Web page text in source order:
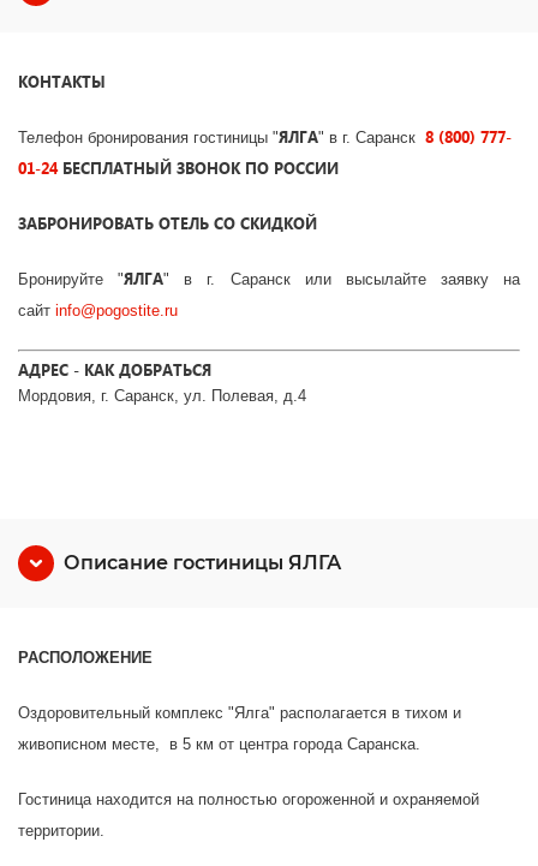
КОНТАКТЫ
Телефон бронирования гостиницы "ЯЛГА" в г. Саранск 8 (800) 777-
01-24БЕСПЛАТНЫЙ ЗВОНОК ПО РОССИИ
ЗАБРОНИРОВАТЬ ОТЕЛЬ СО СКИДКОЙ
Бронируйте "ЯЛГА" в г. Саранскили высылайте заявку на
сайт info@pogostite.ru
АДРЕС - КАК ДОБРАТЬСЯ
Мордовия, г. Саранск, ул. Полевая, д.4
Описание гостиницы ЯЛГА
РАСПОЛОЖЕНИЕ
Оздоровительный комплекс "Ялга" располагается в тихом и
живописном месте, в 5 км от центра города Саранска.
Гостиница находится на полностью огороженной и охраняемой
территории.